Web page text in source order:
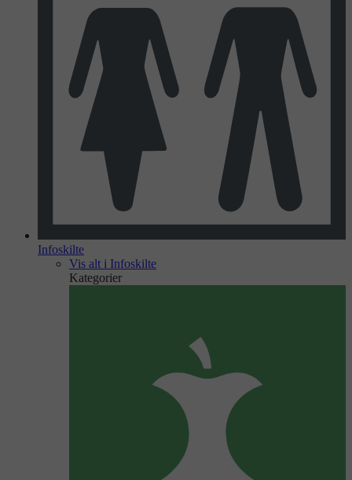
Infoskilte
Vis alt i Infoskilte
Kategorier